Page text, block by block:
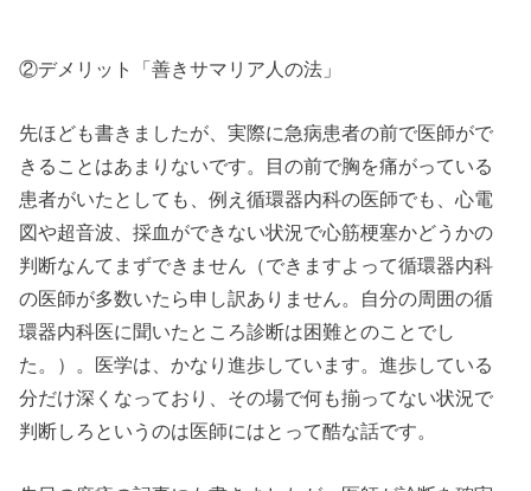
②デメリット「善きサマリア人の法」
先ほども書きましたが、実際に急病患者の前で医師がで
きることはあまりないです。目の前で胸を痛がっている
患者がいたとしても、例え循環器内科の医師でも、心電
図や超音波、採血ができない状況で心筋梗塞かどうかの
判断なんてまずできません（できますよって循環器内科
の医師が多数いたら申し訳ありません。自分の周囲の循
環器内科医に聞いたところ診断は困難とのことでし
た。）。医学は、かなり進歩しています。進歩している
分だけ深くなっており、その場で何も揃ってない状況で
判断しろというのは医師にはとって酷な話です。